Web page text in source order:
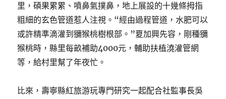
里，碩果累累、噴鼻氣撲鼻，地上展設的十幾條拇指
粗細的玄色管道惹人注視。“經由過程管道，水肥可以
或許精準滴灌到獼猴桃樹根部。”夏加興先容，剛種獼
猴桃時，縣里每畝補助4000元，輔助扶植澆灌管網
等，給村里幫了年夜忙。
比來，壽寧縣紅旅游玩專門研究一起配合社監事長吳